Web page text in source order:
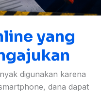
yang
digunakan karena
dana dapat